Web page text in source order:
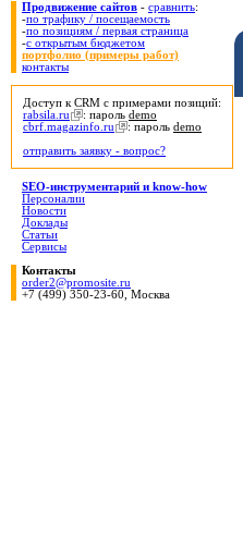
Продвижение сайтов - сравнить:
-по трафику / посещаемость
-по позициям / первая страница
-с открытым бюджетом
портфолио (примеры работ)
контакты
Доступ к CRM с примерами позиций:
rabsila.ru
: пароль demo
cbrf.magazinfo.ru
: пароль demo
отправить заявку - вопрос?
SEO-инструментарий и know-how
Персоналии
Новости
Доклады
Статьи
Сервисы
Контакты
order2@promosite.ru
+7 (499) 350-23-60, Москва